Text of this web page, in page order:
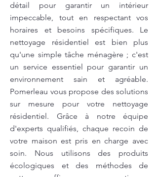
détail pour garantir un intérieur
impeccable, tout en respectant vos
horaires et besoins spécifiques. Le
nettoyage résidentiel est bien plus
qu'une simple tâche ménagère ; c'est
un service essentiel pour garantir un
environnement sain et agréable.
Pomerleau vous propose des solutions
sur mesure pour votre nettoyage
résidentiel. Grâce à notre équipe
d'experts qualifiés, chaque recoin de
votre maison est pris en charge avec
soin. Nous utilisons des produits
écologiques et des méthodes de